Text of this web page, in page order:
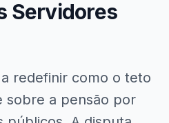
Servidores
redefinir como o teto
sobre a pensão por